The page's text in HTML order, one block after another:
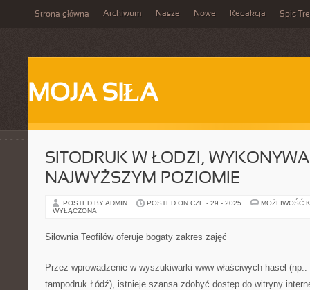
Strona główna Archiwum Nasze Nowe Redakcja Spis
MOJA SIŁA
SITODRUK W ŁODZI,
NAJWYŻSZYM POZIOMIE
POSTED BY ADMIN POSTED ON CZE - 29 - 2025
MOŻLIWOŚĆ
WYŁĄCZONA
Siłownia Teofilów oferuje bogaty zakres zajęć
Przez wprowadzenie w wyszukiwarki www właściwych haseł
tampodruk Łódź), istnieje szansa zdobyć dostęp do witryny